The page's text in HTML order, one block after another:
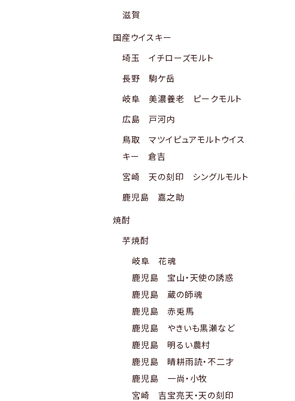
滋賀
国産ウイスキー
埼玉 イチローズモルト
長野 駒ケ岳
岐阜 美濃養老 ピークモルト
広島 戸河内
鳥取 マツイピュアモルトウイス
キー 倉吉
宮崎 天の刻印 シングルモルト
鹿児島 嘉之助
焼酎
芋焼酎
岐阜 花魂
鹿児島 宝山・天使の誘惑
鹿児島 蔵の師魂
鹿児島 赤兎馬
鹿児島 やきいも黒瀬など
鹿児島 明るい農村
鹿児島 晴耕雨読・不二才
鹿児島 一尚・小牧
宮崎 吉宝亮天・天の刻印